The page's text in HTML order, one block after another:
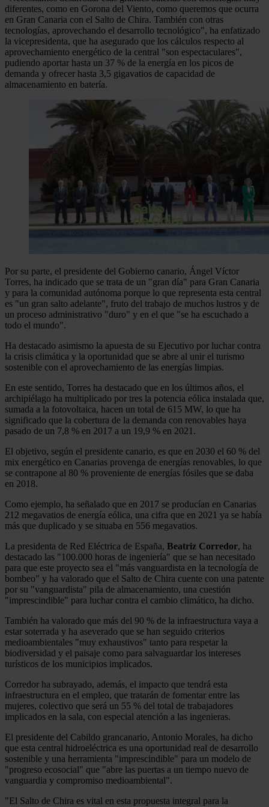
diferentes, como en Gorona del Viento, como queremos que ocurra
en Gran Canaria con el Salto de Chira. También con otras
tecnologías, aprovechando el desarrollo tecnológico", ha enfatizado
la vicepresidenta, que ha asegurado que los cálculos respecto al
aprovechamiento energético de la central "son espectaculares",
pudiendo aportar hasta un 37 % de la energía en los picos de
demanda y ofrecer hasta 3,5 gigavatios de capacidad de
almacenamiento en batería.
Por su parte, el presidente del Gobierno canario, Ángel Víctor
Torres, ha indicado que se trata de un "gran día" para Gran Canaria
y para la comunidad autónoma porque lo que representa esta central
es "un gran salto adelante", fruto del trabajo de muchos lustros y de
un proceso administrativo "duro" y en el que "se ha escuchado a
todo el mundo".
Ha destacado asimismo la apuesta de su Ejecutivo por luchar contra
la crisis climática y la oportunidad que se abre al unir el turismo
sostenible con el aprovechamiento de las energías limpias.
En este sentido, Torres ha destacado que en los últimos años, el
archipiélago ha multiplicado por tres la potencia eólica instalada que,
sumada a la fotovoltaica, hacen un total de 615 MW, lo que ha
significado que la cobertura de la demanda con renovables haya
pasado de un 7,8 % en 2017 a un 19,9 % en 2021.
El objetivo, según el presidente canario, es que en 2030 el 60 % del
mix energético en Canarias provenga de energías renovables, lo que
se contrapone al 80 % proveniente de energías fósiles que se daba
en 2018.
Como ejemplo, ha señalado que en 2017 se producían en Canarias
212 megavatios de energía eólica, una cifra que en 2021 ya se había
más que duplicado y se situaba en 556 megavatios.
La presidenta de Red Eléctrica de España, Beatriz Corredor, ha
destacado las "100.000 horas de ingeniería" que se han necesitado
para que este proyecto sea el "más vanguardista en la tecnología de
bombeo" y ha valorado que el Salto de Chira cuente con una patente
por su "vanguardista" pila de almacenamiento, una cuestión
"imprescindible" para luchar contra el cambio climático, ha dicho.
También ha valorado que más del 90 % de la infraestructura vaya a
estar soterrada y ha aseverado que se han seguido criterios
medioambientales "muy exhaustivos" tanto para respetar la
biodiversidad y el paisaje como para salvaguardar los intereses
turísticos de los municipios implicados.
Corredor ha subrayado, además, el impacto que tendrá esta
infraestructura en el empleo, que tratarán de fomentar entre las
mujeres, colectivo que será un 55 % del total de trabajadores
implicados en la sala, con especial atención a las ingenieras.
El presidente del Cabildo grancanario, Antonio Morales, ha dicho
que esta central hidroeléctrica es una oportunidad real de desarrollo
sostenible y una herramienta "imprescindible" para un modelo de
"progreso ecosocial" que "abre las puertas a un tiempo nuevo de
vanguardia y compromiso medioambiental".
"El Salto de Chira es vital en esta propuesta integral para la